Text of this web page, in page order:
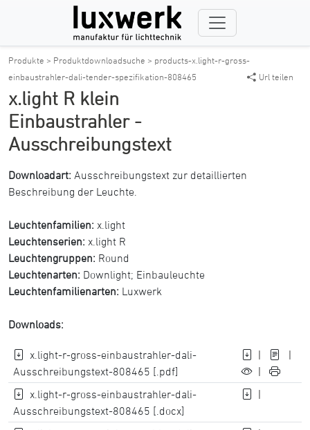
Produkte > Produktdownloadsuche > products-x.light-r-gross-
einbaustrahler-dali-tender-spezifikation-808465
Url teilen
x.light R klein
Einbaustrahler -
Ausschreibungstext
Downloadart: Ausschreibungstext zur detaillierten
Beschreibung der Leuchte.
Leuchtenfamilien: x.light
Leuchtenserien: x.light R
Leuchtengruppen: Round
Leuchtenarten: Downlight; Einbauleuchte
Leuchtenfamilienarten: Luxwerk
Downloads:
x.light-r-gross-einbaustrahler-dali-
Ausschreibungstext-808465 [.pdf]
|
|
|
x.light-r-gross-einbaustrahler-dali-
Ausschreibungstext-808465 [.docx]
|